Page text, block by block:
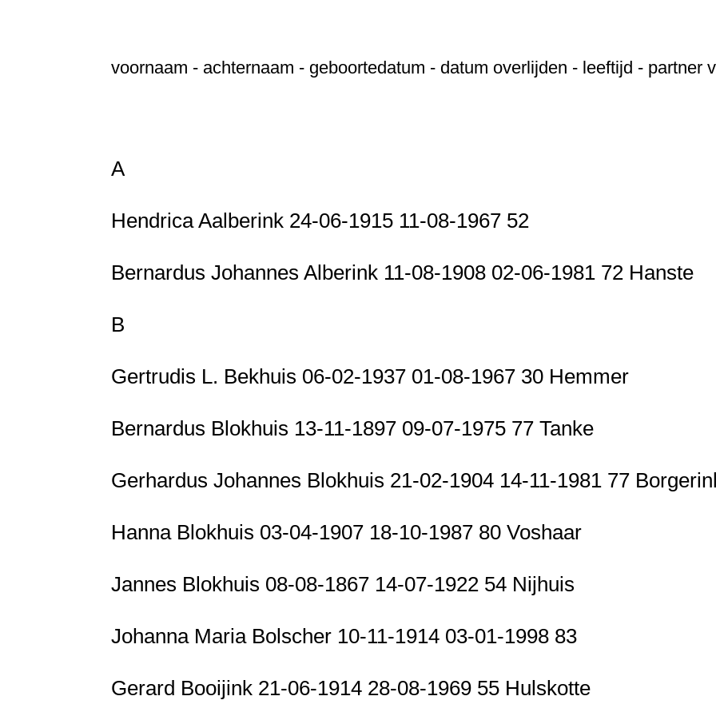
voornaam - achternaam - geboortedatum - datum overlijden - leeftijd - partner
A
Hendrica Aalberink 24-06-1915 11-08-1967 52
Bernardus Johannes Alberink 11-08-1908 02-06-1981 72 Hanste
B
Gertrudis L. Bekhuis 06-02-1937 01-08-1967 30 Hemmer
Bernardus Blokhuis 13-11-1897 09-07-1975 77 Tanke
Gerhardus Johannes Blokhuis 21-02-1904 14-11-1981 77
Hanna Blokhuis 03-04-1907 18-10-1987 80 Voshaar
Jannes Blokhuis 08-08-1867 14-07-1922 54 Nijhuis
Johanna Maria Bolscher 10-11-1914 03-01-1998 83
Gerard Booijink 21-06-1914 28-08-1969 55 Hulskotte